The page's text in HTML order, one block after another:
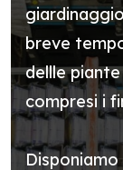
breve
dellle
compresi i